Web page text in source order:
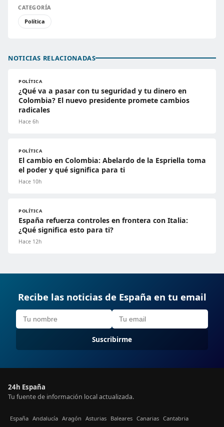
CATEGORÍA
Política
NOTICIAS RELACIONADAS
POLÍTICA
¿Qué va a pasar con tu seguridad y tu dinero en
Colombia? El nuevo presidente promete cambios
radicales
Hace 6h
POLÍTICA
El cambio en Colombia: Abelardo de la Espriella toma
el poder y qué significa para ti
Hace 10h
POLÍTICA
España refuerza controles en frontera con Italia:
¿Qué significa esto para ti?
Hace 12h
Recibe las noticias de España en tu email
Suscribirme
24h España
Tu fuente de información local actualizada.
España Andalucía Aragón Asturias Baleares Canarias Cantabria